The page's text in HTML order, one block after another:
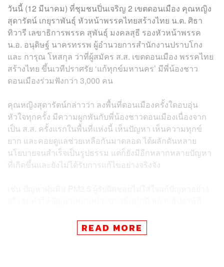
วันนี้ (12 มีนาคม) ที่ชุมชนปิ่นเจริญ 2 เขตดอนเมือง คุณหญิง
สุดารัตน์ เกยุราพันธุ์ หัวหน้าพรรคไทยสร้างไทย น.ต. ศิธา
ทิวารี เลขาธิการพรรค สุพันธุ์ มงคลสุธี รองหัวหน้าพรรค
น.อ. อนุดิษฐ์ นาครทรรพ ผู้อำนวยการสำนักงานปราบโกง
และ การุณ โหสกุล ว่าที่ผู้สมัคร ส.ส. เขตดอนเมือง พรรคไทย
สร้างไทย ขึ้นเวทีปราศรัย ‘แก้ทุกข์มหานคร’ มีพี่น้องชาว
ดอนเมืองร่วมฟังกว่า 3,000 คน
คุณหญิงสุดารัตน์กล่าวว่า ลงพื้นที่ดอนเมืองครั้งใดอบอุ่น
หัวใจทุกครั้ง มีความผูกพันกับพี่น้องชาวดอนเมืองเนื่องจาก
เป็น ส.ส. ครั้งแรกในพื้นที่แห่งนี้ เห็นปัญหา เห็นความทุกข์
ยาก และคอยดูแลช่วยเหลือกันมาตลอด ได้ผลักดันหลาย
นโยบายจนสำเร็จเป็นรูปธรรม แต่ก็ยังมีอีกหลากหลายปัญหา
ที่เกิดขึ้นและยังไม่ได้รับการแก้ไขอย่างจริงจัง
ซึ่งถือเป็นเมืองที่มีคุณภาพอากาศแย่ติดท็อปของโลกต่อเนื่อง
ทุกปี ดังนั้นพรรคไทยสร้างไทยจึงขอประกาศว่า “การแก้ไข
READ MORE